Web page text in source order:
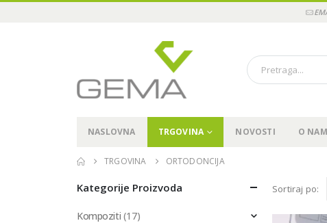
NASLOVNA TRGOVINA NOVOSTI O
TRGOVINA ORTODONCIJA
Sortiraj po:
Kategorije Proizvoda
Kompoziti (17)